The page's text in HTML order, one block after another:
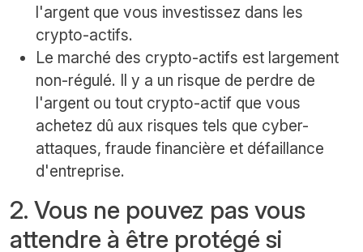
l'argent que vous investissez dans les
crypto-actifs.
Le marché des crypto-actifs est largement
non-régulé. Il y a un risque de perdre de
l'argent ou tout crypto-actif que vous
achetez dû aux risques tels que cyber-
attaques, fraude financière et défaillance
d'entreprise.
2. Vous ne pouvez pas vous
attendre à être protégé si